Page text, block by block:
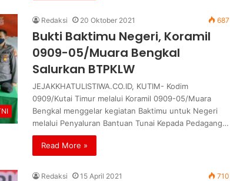
Redaksi 20 Oktober 2021 687
Bukti Baktimu Negeri, Koramil
0909-05/Muara Bengkal
Salurkan BTPKLW
JEJAKKHATULISTIWA.CO.ID, KUTIM- Kodim
0909/Kutai Timur melalui Koramil 0909-05/Muara
Bengkal menggelar kegiatan Baktimu untuk Negeri
melalui Penyaluran Bantuan Tunai Kepada Pedagang…
Read More »
Redaksi 15 April 2021 710